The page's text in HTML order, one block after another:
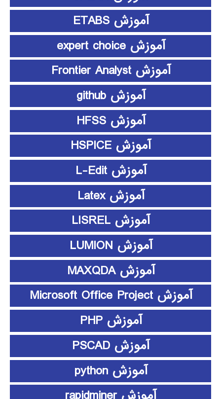
آموزش ETABS
آموزش expert choice
آموزش Frontier Analyst
آموزش github
آموزش HFSS
آموزش HSPICE
آموزش L-Edit
آموزش Latex
آموزش LISREL
آموزش LUMION
آموزش MAXQDA
آموزش Microsoft Office Project
آموزش PHP
آموزش PSCAD
آموزش python